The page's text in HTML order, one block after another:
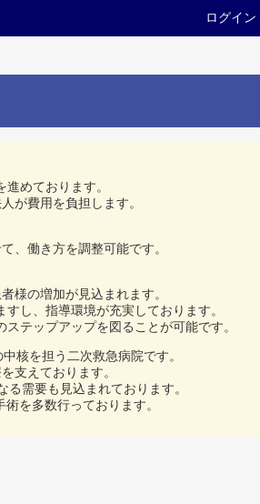
ログイン
めております。
が費用を負担します。
、働き方を調整可能です。
様の増加が見込まれます。
し、指導環境が充実しております。
テップアップを図ることが可能です。
核を担う二次救急病院です。
支えております。
需要も見込まれております。
を多数行っております。